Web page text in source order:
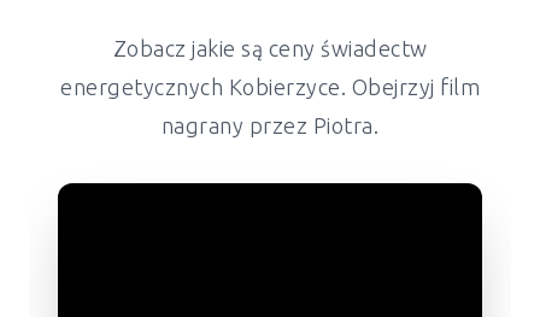
Zobacz jakie są ceny świadectw
energetycznych Kobierzyce . Obejrzyj film
nagrany przez Piotra.